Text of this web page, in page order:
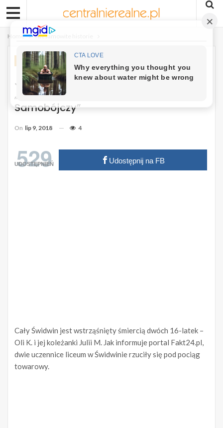
Home Niesamowite historie
NIESAMOWITE HISTORIE
Julia I Ola Rzuciły Się Pod Pociąg.
„Najprawdopodobniej Był To Czyn
Samobójczy”
On lip 9, 2018 4
529
UDOSTĘPNIEŃ Udostępnij na FB
Cały Świdwin jest wstrząśnięty śmiercią dwóch 16-latek –
Oli K. i jej koleżanki Julii M. Jak informuje portal Fakt24.pl,
dwie uczennice liceum w Świdwinie rzuciły się pod pociąg
towarowy.